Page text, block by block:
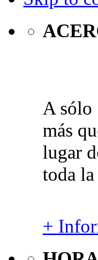
A sólo
más
lugar
toda
+